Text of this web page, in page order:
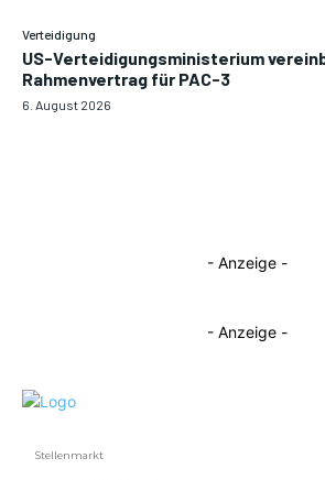
Verteidigung
US-Verteidigungsministerium
Rahmenvertrag für PAC-3
6. August 2026
- Anzeige -
- Anzeige -
Stellenmarkt